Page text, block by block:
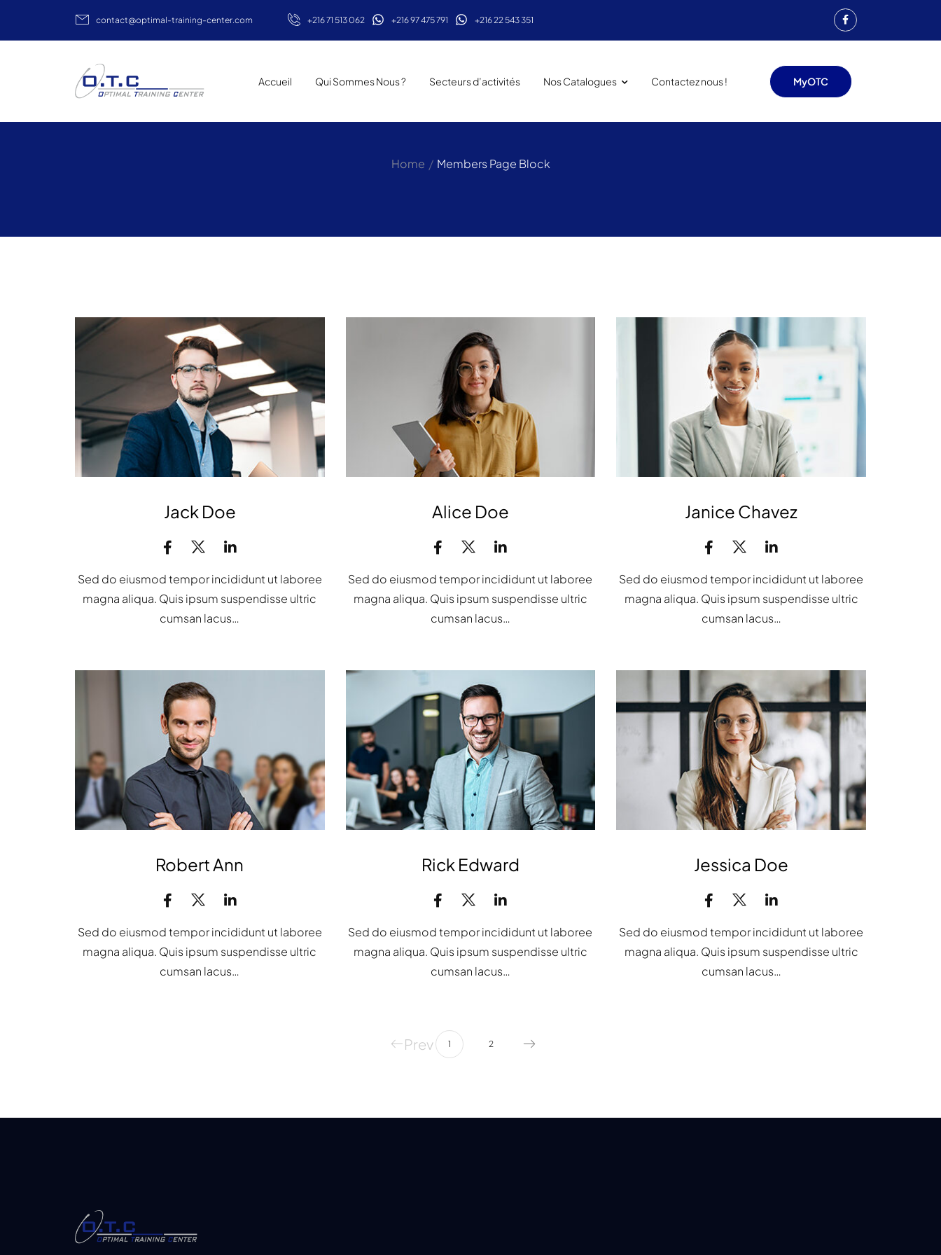
contact@optimal-training-center.com +216 71 513 062 +216 97 475 791 +216 22 543 351
Accueil Qui Sommes Nous ? Secteurs d’activités Nos Catalogues Contactez nous ! MyOTC
Home / Members Page Block
Jack Doe
Sed do eiusmod tempor incididunt ut laboree
magna aliqua. Quis ipsum suspendisse ultric
cumsan lacus…
Alice Doe
Sed do eiusmod tempor incididunt ut laboree
magna aliqua. Quis ipsum suspendisse ultric
cumsan lacus…
Janice Chavez
Sed do eiusmod tempor incididunt ut laboree
magna aliqua. Quis ipsum suspendisse ultric
cumsan lacus…
Robert Ann
Sed do eiusmod tempor incididunt ut laboree
magna aliqua. Quis ipsum suspendisse ultric
cumsan lacus…
Rick Edward
Sed do eiusmod tempor incididunt ut laboree
magna aliqua. Quis ipsum suspendisse ultric
cumsan lacus…
Jessica Doe
Sed do eiusmod tempor incididunt ut laboree
magna aliqua. Quis ipsum suspendisse ultric
cumsan lacus…
Prev 1 2